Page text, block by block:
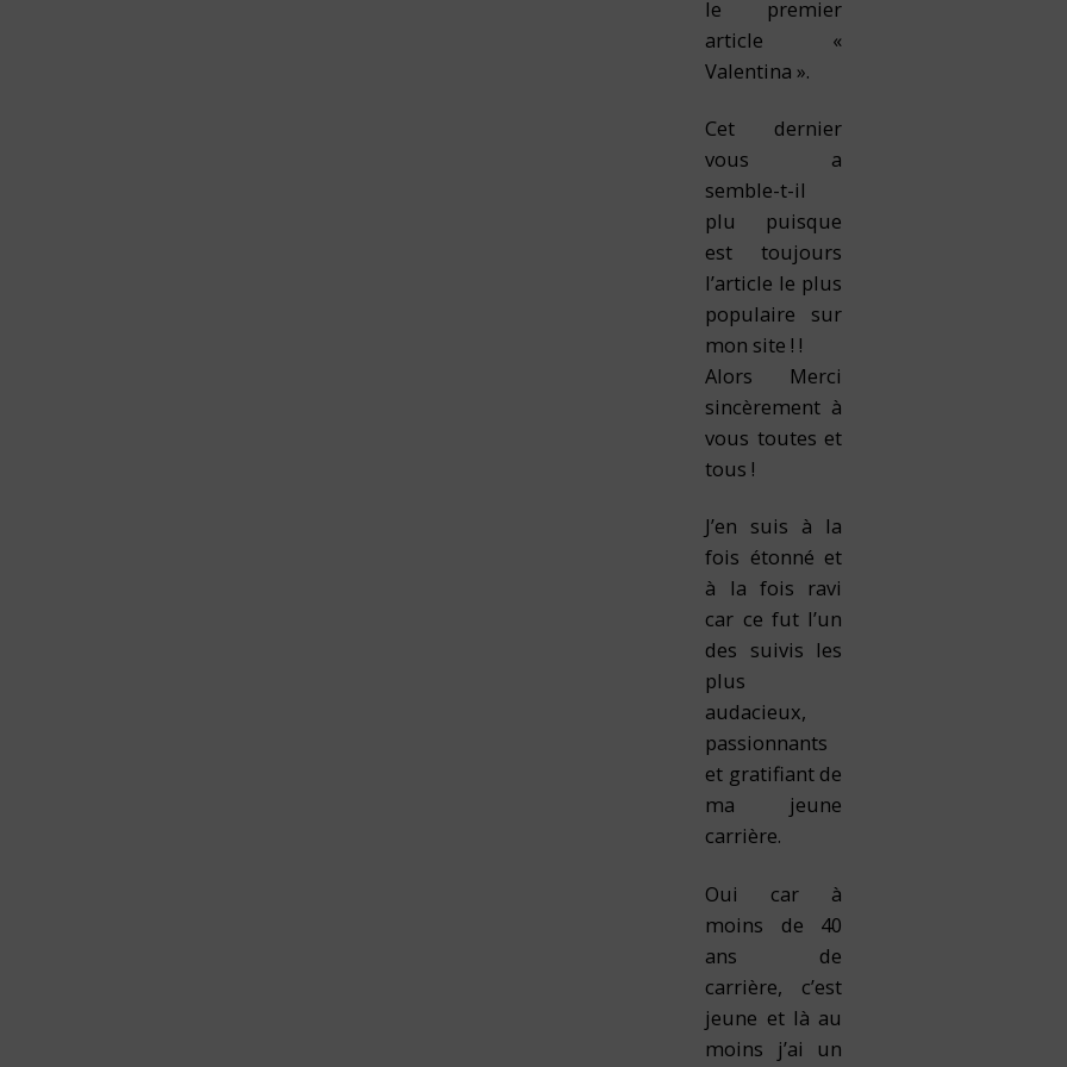
le premier
article «
Valentina ».
Cet dernier
vous a
semble-t-il
plu puisque
est toujours
l’article le plus
populaire sur
mon site ! !
Alors Merci
sincèrement à
vous toutes et
tous !
J’en suis à la
fois étonné et
à la fois ravi
car ce fut l’un
des suivis les
plus
audacieux,
passionnants
et gratifiant de
ma jeune
carrière.
Oui car à
moins de 40
ans de
carrière, c’est
jeune et là au
moins j’ai un